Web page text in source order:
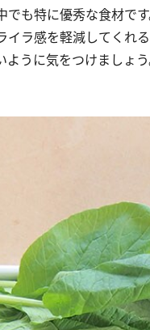
も特に優秀な食材で
ラ感を軽減してくれ
うに気をつけましょ